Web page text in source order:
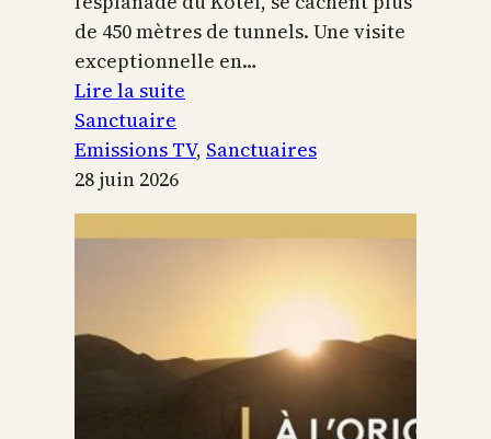
de 450 mètres de tunnels. Une visite
exceptionnelle en…
Lire la suite
Temple
Jérusalem
Sanctuaire
Emissions TV, Sanctuaires
28 juin 2026